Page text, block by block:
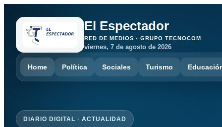
El Espectador
RED DE MEDIOS · GRUPO TECNOCOM
viernes, 7 de agosto de 2026
Home Política Sociales Turismo
DIARIO DIGITAL · ACTUALIDAD